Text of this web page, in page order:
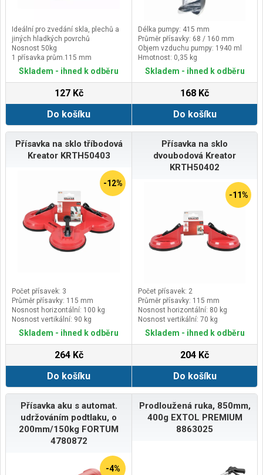
Ideální pro zvedání skla, plechů a
jiných hladkých povrchů
Nosnost 50kg
1 přísavka prům.115 mm
Rukojeť s rychlým uvolněním
Skladem - ihned k odběru
127 Kč
Do košíku
Délka pumpy: 415 mm
Průměr přísavky: 68 / 160 mm
Objem vzduchu pumpy: 1940 ml
Hmotnost: 0,35 kg
Skladem - ihned k odběru
168 Kč
Do košíku
Přísavka na sklo tříbodová
Kreator KRTH50403
-12%
Počet přísavek: 3
Průměr přísavky: 115 mm
Nosnost horizontální: 100 kg
Nosnost vertikální: 90 kg
Skladem - ihned k odběru
264 Kč
Do košíku
Přísavka na sklo
dvoubodová Kreator
KRTH50402
-11%
Počet přísavek: 2
Průměr přísavky: 115 mm
Nosnost horizontální: 80 kg
Nosnost vertikální: 70 kg
Skladem - ihned k odběru
204 Kč
Do košíku
Přísavka aku s automat.
udržováním podtlaku, o
200mm/150kg FORTUM
4780872
-4%
Prodloužená ruka, 850mm,
400g EXTOL PREMIUM
8863025